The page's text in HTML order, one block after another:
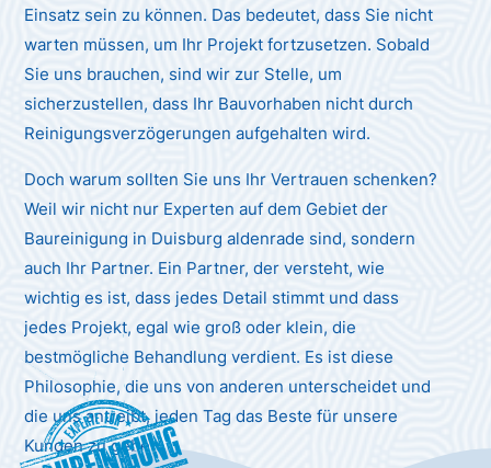
Einsatz sein zu können. Das bedeutet, dass Sie nicht
warten müssen, um Ihr Projekt fortzusetzen. Sobald
Sie uns brauchen, sind wir zur Stelle, um
sicherzustellen, dass Ihr Bauvorhaben nicht durch
Reinigungsverzögerungen aufgehalten wird.
Doch warum sollten Sie uns Ihr Vertrauen schenken?
Weil wir nicht nur Experten auf dem Gebiet der
Baureinigung in Duisburg aldenrade sind, sondern
auch Ihr Partner. Ein Partner, der versteht, wie
wichtig es ist, dass jedes Detail stimmt und dass
jedes Projekt, egal wie groß oder klein, die
bestmögliche Behandlung verdient. Es ist diese
Philosophie, die uns von anderen unterscheidet und
die uns antreibt, jeden Tag das Beste für unsere
Kunden zu geben.